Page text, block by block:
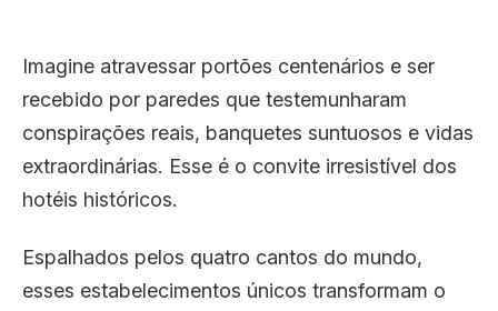
Imagine atravessar portões centenários e ser
recebido por paredes que testemunharam
conspirações reais, banquetes suntuosos e vidas
extraordinárias. Esse é o convite irresistível dos
hotéis históricos.
Espalhados pelos quatro cantos do mundo,
esses estabelecimentos únicos transformam o